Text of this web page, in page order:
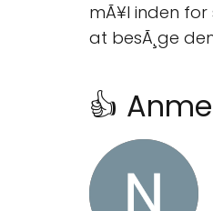
mÃ¥l inden
at besÃ¸ge
👍